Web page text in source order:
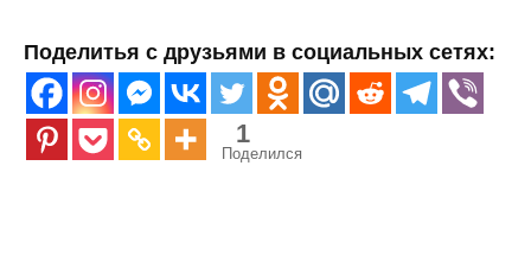
Поделитья с друзьями в социальных сетях:
1
Поделился